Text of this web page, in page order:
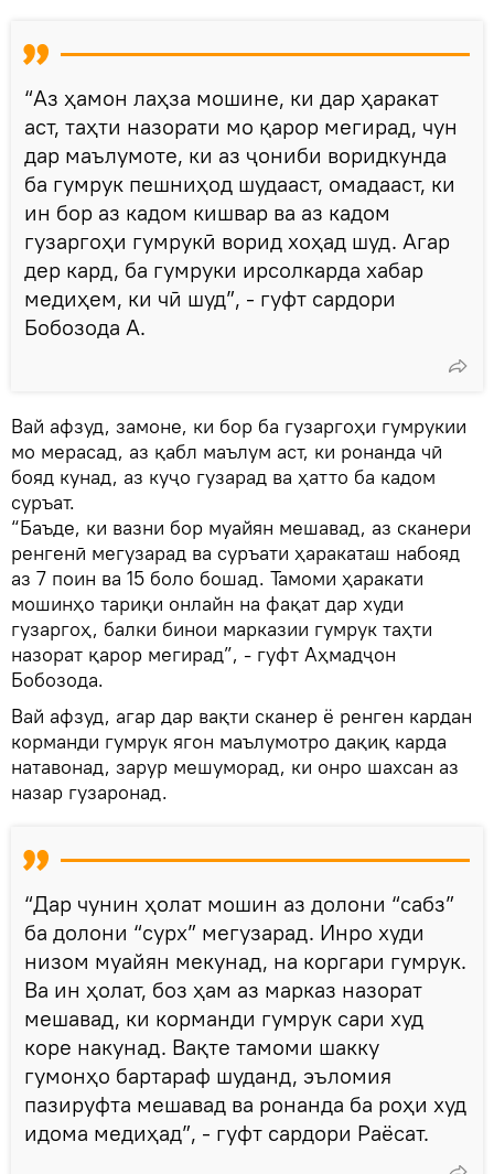
“Аз ҳамон лаҳза мошине, ки дар ҳаракат
аст, таҳти назорати мо қарор мегирад, чун
дар маълумоте, ки аз ҷониби воридкунда
ба гумрук пешниҳод шудааст, омадааст, ки
ин бор аз кадом кишвар ва аз кадом
гузаргоҳи гумрукӣ ворид хоҳад шуд. Агар
дер кард, ба гумруки ирсолкарда хабар
медиҳем, ки чӣ шуд”, - гуфт сардори
Бобозода А.
Вай афзуд, замоне, ки бор ба гузаргоҳи гумрукии
мо мерасад, аз қабл маълум аст, ки ронанда чӣ
бояд кунад, аз куҷо гузарад ва ҳатто ба кадом
суръат.
“Баъде, ки вазни бор муайян мешавад, аз сканери
ренгенӣ мегузарад ва суръати ҳаракаташ набояд
аз 7 поин ва 15 боло бошад. Тамоми ҳаракати
мошинҳо тариқи онлайн на фақат дар худи
гузаргоҳ, балки бинои марказии гумрук таҳти
назорат қарор мегирад”, - гуфт Аҳмадҷон
Бобозода.
Вай афзуд, агар дар вақти сканер ё ренген кардан
корманди гумрук ягон маълумотро дақиқ карда
натавонад, зарур мешуморад, ки онро шахсан аз
назар гузаронад.
“Дар чунин ҳолат мошин аз долони “сабз”
ба долони “сурх” мегузарад. Инро худи
низом муайян мекунад, на коргари гумрук.
Ва ин ҳолат, боз ҳам аз марказ назорат
мешавад, ки корманди гумрук сари худ
коре накунад. Вақте тамоми шакку
гумонҳо бартараф шуданд, эъломия
пазируфта мешавад ва ронанда ба роҳи худ
идома медиҳад”, - гуфт сардори Раёсат.